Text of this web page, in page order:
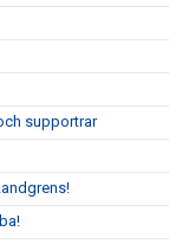
supportrar